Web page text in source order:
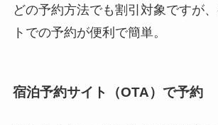
どの予約方法でも割引対象ですが
トでの予約が便利で簡単。
宿泊予約サイト（OTA）で予約